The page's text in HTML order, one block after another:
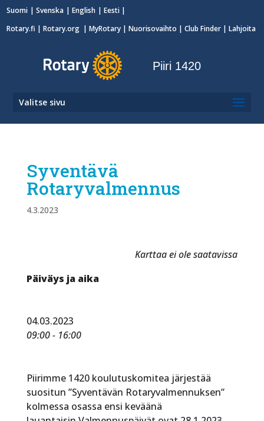
Suomi Svenska English
Eesti
Rotary.fi |Rotary.org |MyRotary |Nuorisovaihto | Club Finder | Lahjoita
Piiri 1420
Valitse sivu
Syventävä
Rotaryvalmennus
4.3.2023
Karttaa ei ole saatavissa
Päiväys ja aika
04.03.2023
09:00 - 16:00
Piirimme 1420 koulutuskomitea järjestää
suositun ”Syventävän Rotaryvalmennuksen”
kolmessa osassa ensi keväänä